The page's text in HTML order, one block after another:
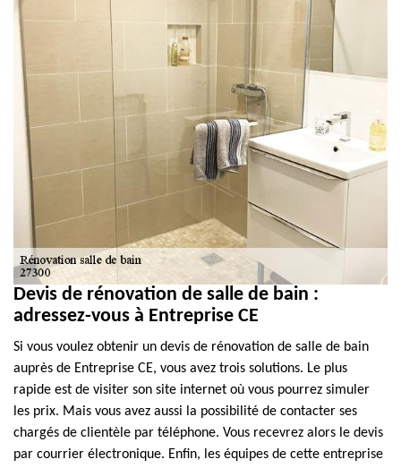
Devis de rénovation de salle de bain :
adressez-vous à Entreprise CE
Si vous voulez obtenir un devis de rénovation de salle de bain
auprès de Entreprise CE, vous avez trois solutions. Le plus
rapide est de visiter son site internet où vous pourrez simuler
les prix. Mais vous avez aussi la possibilité de contacter ses
chargés de clientèle par téléphone. Vous recevrez alors le devis
par courrier électronique. Enfin, les équipes de cette entreprise